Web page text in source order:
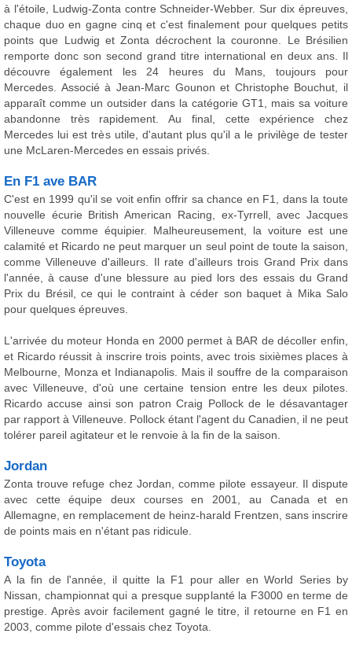
à l'étoile, Ludwig-Zonta contre Schneider-Webber. Sur dix épreuves,
chaque duo en gagne cinq et c'est finalement pour quelques petits
points que Ludwig et Zonta décrochent la couronne. Le Brésilien
remporte donc son second grand titre international en deux ans. Il
découvre également les 24 heures du Mans, toujours pour
Mercedes. Associé à Jean-Marc Gounon et Christophe Bouchut, il
apparaît comme un outsider dans la catégorie GT1, mais sa voiture
abandonne très rapidement. Au final, cette expérience chez
Mercedes lui est très utile, d'autant plus qu'il a le privilège de tester
une McLaren-Mercedes en essais privés.
En F1 ave BAR
C'est en 1999 qu'il se voit enfin offrir sa chance en F1, dans la toute
nouvelle écurie British American Racing, ex-Tyrrell, avec Jacques
Villeneuve comme équipier. Malheureusement, la voiture est une
calamité et Ricardo ne peut marquer un seul point de toute la saison,
comme Villeneuve d'ailleurs. Il rate d'ailleurs trois Grand Prix dans
l'année, à cause d'une blessure au pied lors des essais du Grand
Prix du Brésil, ce qui le contraint à céder son baquet à Mika Salo
pour quelques épreuves.
L'arrivée du moteur Honda en 2000 permet à BAR de décoller enfin,
et Ricardo réussit à inscrire trois points, avec trois sixièmes places à
Melbourne, Monza et Indianapolis. Mais il souffre de la comparaison
avec Villeneuve, d'où une certaine tension entre les deux pilotes.
Ricardo accuse ainsi son patron Craig Pollock de le désavantager
par rapport à Villeneuve. Pollock étant l'agent du Canadien, il ne peut
tolérer pareil agitateur et le renvoie à la fin de la saison.
Jordan
Zonta trouve refuge chez Jordan, comme pilote essayeur. Il dispute
avec cette équipe deux courses en 2001, au Canada et en
Allemagne, en remplacement de heinz-harald Frentzen, sans inscrire
de points mais en n'étant pas ridicule.
Toyota
A la fin de l'année, il quitte la F1 pour aller en World Series by
Nissan, championnat qui a presque supplanté la F3000 en terme de
prestige. Après avoir facilement gagné le titre, il retourne en F1 en
2003, comme pilote d'essais chez Toyota.